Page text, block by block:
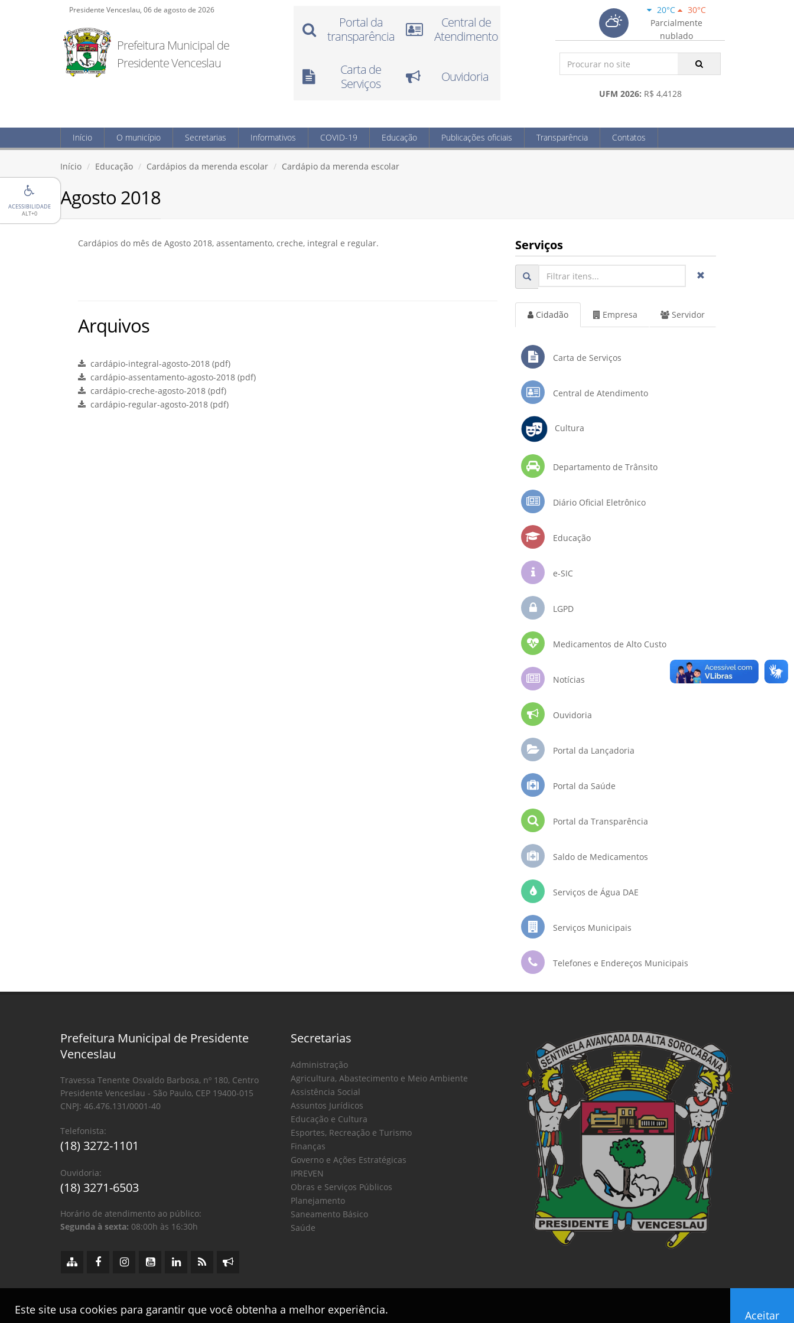
ACESSIBILIDADE
ALT+0
Presidente Venceslau, 06 de agosto de 2026
Prefeitura Municipal de
Presidente Venceslau
Portal da
transparência
Central de
Atendimento
Carta de
Serviços
Ouvidoria
20°C
30°C
Parcialmente
nublado
UFM 2026: R$ 4,4128
Início O município Secretarias Informativos COVID-19 Educação Publicações oficiais Transparência Contatos
Início Educação Cardápios da merenda escolar Cardápio da merenda escolar
Agosto 2018
Cardápios do mês de Agosto 2018, assentamento, creche, integral e regular.
Arquivos
cardápio-integral-agosto-2018 (pdf)
cardápio-assentamento-agosto-2018 (pdf)
cardápio-creche-agosto-2018 (pdf)
cardápio-regular-agosto-2018 (pdf)
Serviços
Cidadão Empresa Servidor
Carta de Serviços
Central de Atendimento
Cultura
Departamento de Trânsito
Diário Oficial Eletrônico
Educação
e-SIC
LGPD
Medicamentos de Alto Custo
Notícias
Ouvidoria
Portal da Lançadoria
Portal da Saúde
Portal da Transparência
Saldo de Medicamentos
Serviços de Água DAE
Serviços Municipais
Telefones e Endereços Municipais
Este site usa cookies para garantir que você obtenha a melhor experiência. Aceitar
Prefeitura Municipal de Presidente
Venceslau
Travessa Tenente Osvaldo Barbosa, nº 180, Centro
Presidente Venceslau - São Paulo, CEP 19400-015
CNPJ: 46.476.131/0001-40
Telefonista:
(18) 3272-1101
Ouvidoria:
(18) 3271-6503
Horário de atendimento ao público:
Segunda à sexta: 08:00h às 16:30h
Secretarias
Administração
Agricultura, Abastecimento e Meio Ambiente
Assistência Social
Assuntos Jurídicos
Educação e Cultura
Esportes, Recreação e Turismo
Finanças
Governo e Ações Estratégicas
IPREVEN
Obras e Serviços Públicos
Planejamento
Saneamento Básico
Saúde